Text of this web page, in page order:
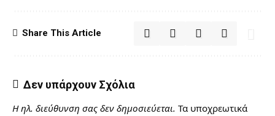
Share This Article
Δεν υπάρχουν Σχόλια
Η ηλ. διεύθυνση σας δεν δημοσιεύεται. Τα υποχρεωτικά